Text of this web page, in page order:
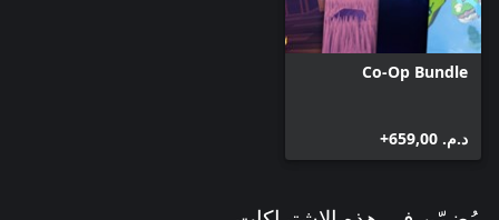
Co-Op Bundle
د.م.‏ 659,00+